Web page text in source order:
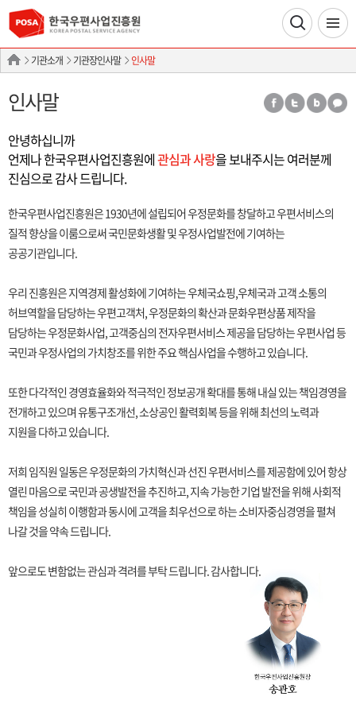
기관소개 기관장인사말 인사말
인사말
안녕하십니까
언제나 한국우편사업진흥원에관심과 사랑을 보내주시는 여러분께
진심으로 감사 드립니다.
한국우편사업진흥원은 1930년에 설립되어 우정문화를 창달하고 우편서비스의
질적 향상을 이룸으로써 국민문화생활 및 우정사업발전에 기여하는
공공기관입니다.
우리 진흥원은 지역경제 활성화에 기여하는 우체국쇼핑,우체국과 고객 소통의
허브역할을 담당하는 우편고객처, 우정문화의 확산과 문화우편상품 제작을
담당하는 우정문화사업, 고객중심의 전자우편서비스 제공을 담당하는 우편사업 등
국민과 우정사업의 가치창조를 위한 주요 핵심사업을 수행하고 있습니다.
또한 다각적인 경영효율화와 적극적인 정보공개 확대를 통해 내실 있는 책임경영을
전개하고 있으며 유통구조개선, 소상공인 활력회복 등을 위해 최선의 노력과
지원을 다하고 있습니다.
저희 임직원 일동은 우정문화의 가치혁신과 선진 우편서비스를 제공함에 있어 항상
열린 마음으로 국민과 공생발전을 추진하고, 지속 가능한 기업 발전을 위해 사회적
책임을 성실히 이행함과 동시에 고객을 최우선으로 하는 소비자중심경영을 펼쳐
나갈 것을 약속 드립니다.
앞으로도 변함없는 관심과 격려를 부탁 드립니다. 감사합니다.
한국우편사업진흥원장 송관호